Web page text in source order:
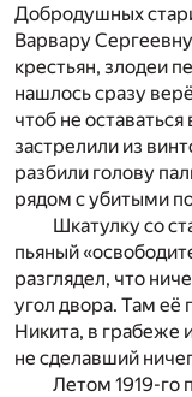
Добродушных
Варвару
крестьян, злодеи
нашлось сразу
чтоб не
застрелили из
разбили голову
рядом с убитыми
Шкатулку со
пьяный
разглядел, что
угол двора. Там её
Никита, в грабеже
не сделавший
Летом 1919-го